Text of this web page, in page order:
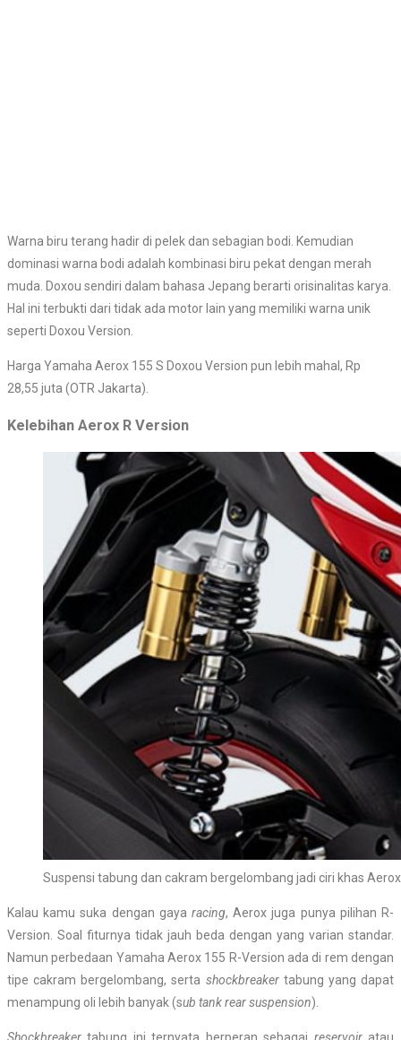
Warna biru terang hadir di pelek dan sebagian bodi. Kemudian
dominasi warna bodi adalah kombinasi biru pekat dengan merah
muda. Doxou sendiri dalam bahasa Jepang berarti orisinalitas karya.
Hal ini terbukti dari tidak ada motor lain yang memiliki warna unik
seperti Doxou Version.
Harga Yamaha Aerox 155 S Doxou Version pun lebih mahal, Rp
28,55 juta (OTR Jakarta).
Kelebihan Aerox R Version
Suspensi tabung dan cakram bergelombang jadi ciri khas
Kalau kamu suka dengan gaya racing, Aerox juga punya pilihan R-
Version. Soal fiturnya tidak jauh beda dengan yang varian standar.
Namun perbedaan Yamaha Aerox 155 R-Version ada di rem dengan
tipe cakram bergelombang, serta shockbreakertabung yang dapat
menampung oli lebih banyak (sub tank rear suspension).
Shockbreakertabung ini ternyata berperan sebagai reservoir atau